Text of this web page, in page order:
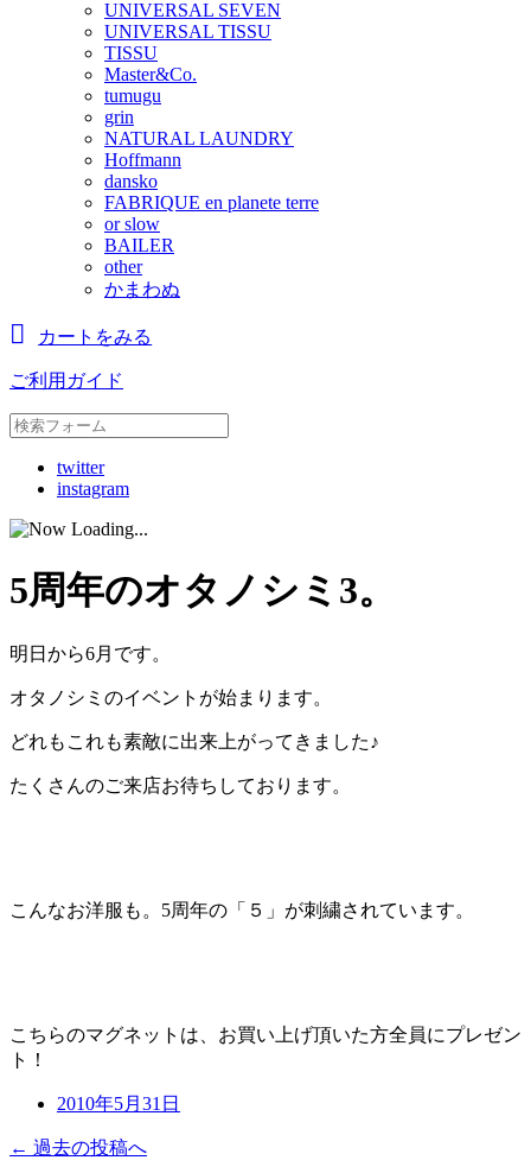
UNIVERSAL SEVEN
UNIVERSAL TISSU
TISSU
Master&Co.
tumugu
grin
NATURAL LAUNDRY
Hoffmann
dansko
FABRIQUE en planete terre
or slow
BAILER
other
かまわぬ
カートをみる
ご利用ガイド
twitter
instagram
5周年のオタノシミ3。
明日から6月です。
オタノシミのイベントが始まります。
どれもこれも素敵に出来上がってきました♪
たくさんのご来店お待ちしております。
こんなお洋服も。5周年の「５」が刺繍されています。
こちらのマグネットは、お買い上げ頂いた方全員にプレゼン
ト！
2010年5月31日
← 過去の投稿へ